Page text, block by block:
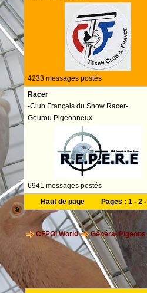
4233 messages postés
Racer
-Club Français du Show Racer-
Gourou Pigeonneux
6941 messages postés
Haut de page Pages : 1- 2-
CFPOI World Général Pigeons